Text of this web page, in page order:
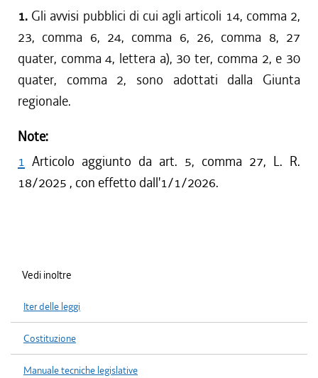
dal 10/08/2017 al 07/11/2018
dal 18/05/2017 al 09/08/2017
dal 01/12/2016 al 17/05/2017
dal 10/11/2016 al 30/11/2016
dal 13/08/2016 al 09/11/2016
dal 26/02/2016 al 12/05/2016
dal 13/01/2016 al 25/02/2016
dal 01/01/2016 al 12/01/2016
1. Gli avvisi pubblici di cui agli articoli 14, comma 2,
23, comma 6, 24, comma 6, 26, comma 8, 27
quater, comma 4, lettera a), 30 ter, comma 2, e 30
quater, comma 2, sono adottati dalla Giunta
regionale.
Note:
1 Articolo aggiunto da art. 5, comma 27, L. R.
18/2025 , con effetto dall'1/1/2026.
Vedi inoltre
Iter delle leggi
Costituzione
Manuale tecniche legislative